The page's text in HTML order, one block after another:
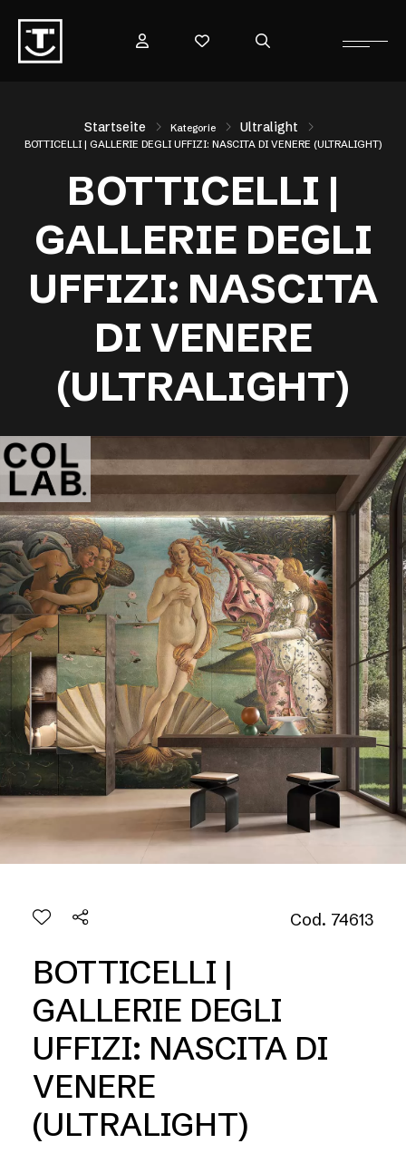
Startseite Kategorie Ultralight
BOTTICELLI | GALLERIE DEGLI UFFIZI: NASCITA DI VENERE (ULTRALIGHT)
BOTTICELLI |
GALLERIE DEGLI
UFFIZI: NASCITA
DI VENERE
(ULTRALIGHT)
Cod. 74613
BOTTICELLI |
GALLERIE DEGLI
UFFIZI: NASCITA DI
VENERE
(ULTRALIGHT)